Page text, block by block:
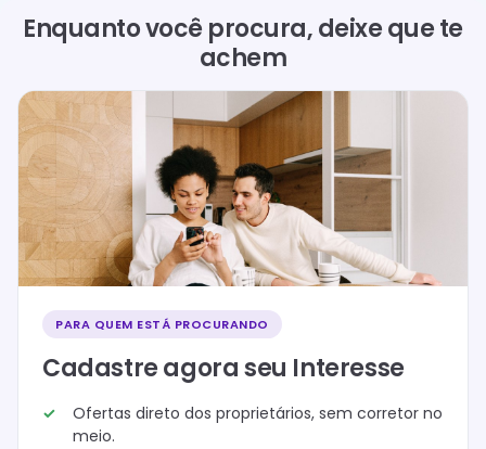
Enquanto você procura, deixe que te
achem
PARA QUEM ESTÁ PROCURANDO
Cadastre agora seu Interesse
Ofertas direto dos proprietários, sem corretor no
meio.